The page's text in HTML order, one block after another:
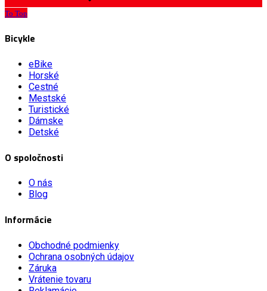
To Top
Bicykle
eBike
Horské
Cestné
Mestské
Turistické
Dámske
Detské
O spoločnosti
O nás
Blog
Informácie
Obchodné podmienky
Ochrana osobných údajov
Záruka
Vrátenie tovaru